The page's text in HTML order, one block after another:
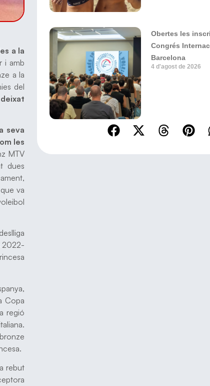
a la
i amb
a la
del
seva
les
MTV
dues
va
2022-
Copa
regió
rebut
Obertes les
Congrés
Barcelona
4 d'agost de 2026